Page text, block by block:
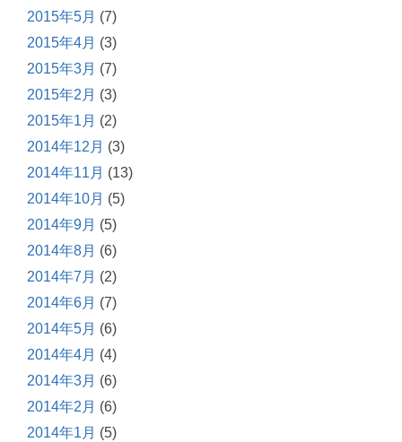
2015年5月 (7)
2015年4月 (3)
2015年3月 (7)
2015年2月 (3)
2015年1月 (2)
2014年12月 (3)
2014年11月 (13)
2014年10月 (5)
2014年9月 (5)
2014年8月 (6)
2014年7月 (2)
2014年6月 (7)
2014年5月 (6)
2014年4月 (4)
2014年3月 (6)
2014年2月 (6)
2014年1月 (5)